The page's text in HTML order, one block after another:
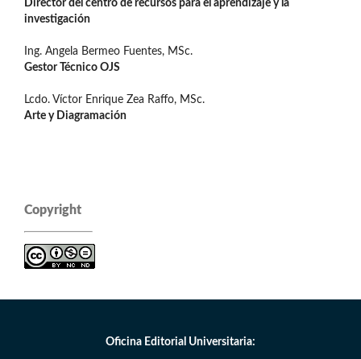
Director del centro de recursos para el aprendizaje y la
investigación
Ing. Angela Bermeo Fuentes, MSc.
Gestor Técnico OJS
Lcdo. Víctor Enrique Zea Raffo, MSc.
Arte y Diagramación
Copyright
Oficina Editorial Universitaria: